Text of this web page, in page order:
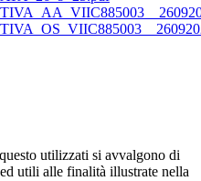
utilizzati si avvalgono di
utili alle finalità illustrate nella